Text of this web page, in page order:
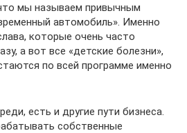
мы называем привычным
автомобиль». Именно
которые очень часто
а вот все «детские болезни»,
по всей программе именно
есть и другие пути бизнеса.
собственные